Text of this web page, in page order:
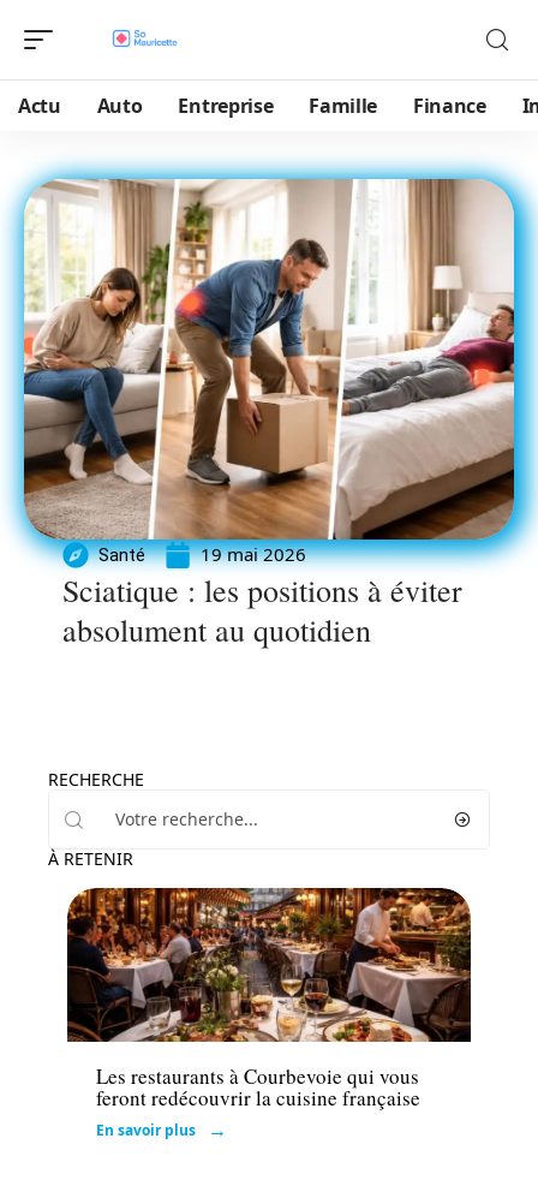
Actu Auto Entreprise Famille Finance
Santé 19 mai 2026
Sciatique : les positions à éviter
absolument au quotidien
RECHERCHE
À RETENIR
Actu
Les restaurants à Courbevoie qui vous
feront redécouvrir la cuisine française
En savoir plus